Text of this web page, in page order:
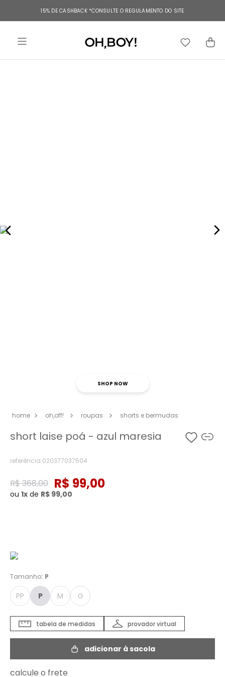
15% DE CASHBACK *CONSULTE O REGULAMENTO DO SITE
SHOP NOW
oh,off! roupas shorts e bermudas
short laise poá - azul maresia
referência:020377037504
R$368,00 R$ 99,00
ou 1 de R$ 99,00
Tamanho: P
PP P M G
provador virtual
tabela de medidas
adicionar à sacola
calcule o frete
TERMOS MAIS BUSCADOS
vestido longo
3º
blusa